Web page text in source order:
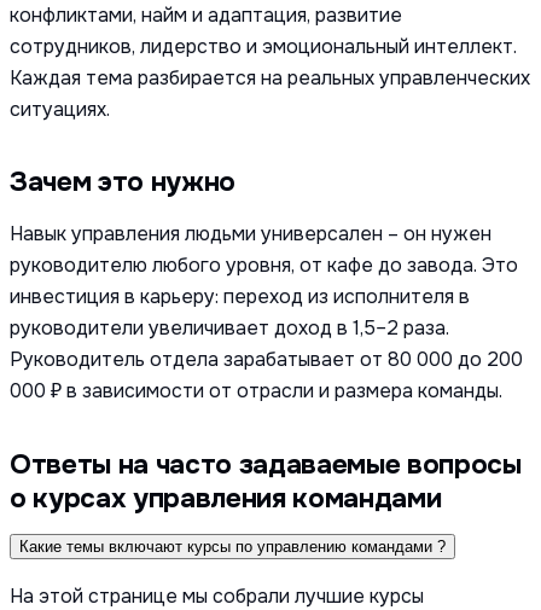
конфликтами, найм и адаптация, развитие
сотрудников, лидерство и эмоциональный интеллект.
Каждая тема разбирается на реальных управленческих
ситуациях.
Зачем это нужно
Навык управления людьми универсален – он нужен
руководителю любого уровня, от кафе до завода. Это
инвестиция в карьеру: переход из исполнителя в
руководители увеличивает доход в 1,5–2 раза.
Руководитель отдела зарабатывает от 80 000 до 200
000 ₽ в зависимости от отрасли и размера команды.
Ответы на часто задаваемые вопросы
о курсах управления командами
Какие темы включают курсы по управлению командами ?
На этой странице мы собрали лучшие курсы